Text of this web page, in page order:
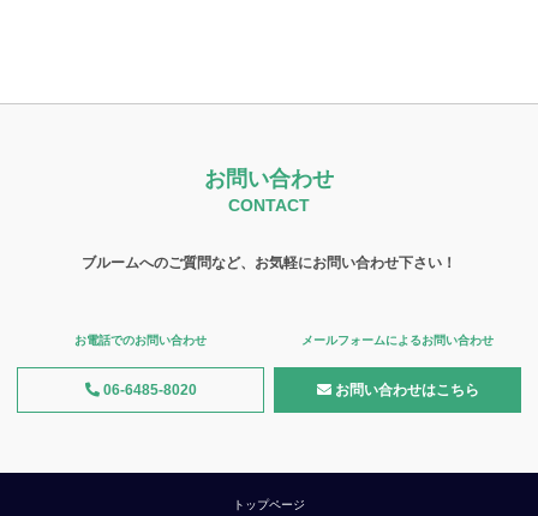
お問い合わせ
CONTACT
ブルームへのご質問など、お気軽にお問い合わせ下さい！
お電話でのお問い合わせ
06-6485-8020
メールフォームによるお問い合わせ
お問い合わせはこちら
トップページ